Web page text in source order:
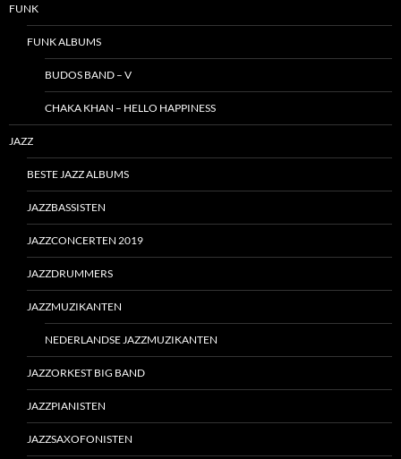
FUNK
FUNK ALBUMS
BUDOS BAND – V
CHAKA KHAN – HELLO HAPPINESS
JAZZ
BESTE JAZZ ALBUMS
JAZZBASSISTEN
JAZZCONCERTEN 2019
JAZZDRUMMERS
JAZZMUZIKANTEN
NEDERLANDSE JAZZMUZIKANTEN
JAZZORKEST BIG BAND
JAZZPIANISTEN
JAZZSAXOFONISTEN